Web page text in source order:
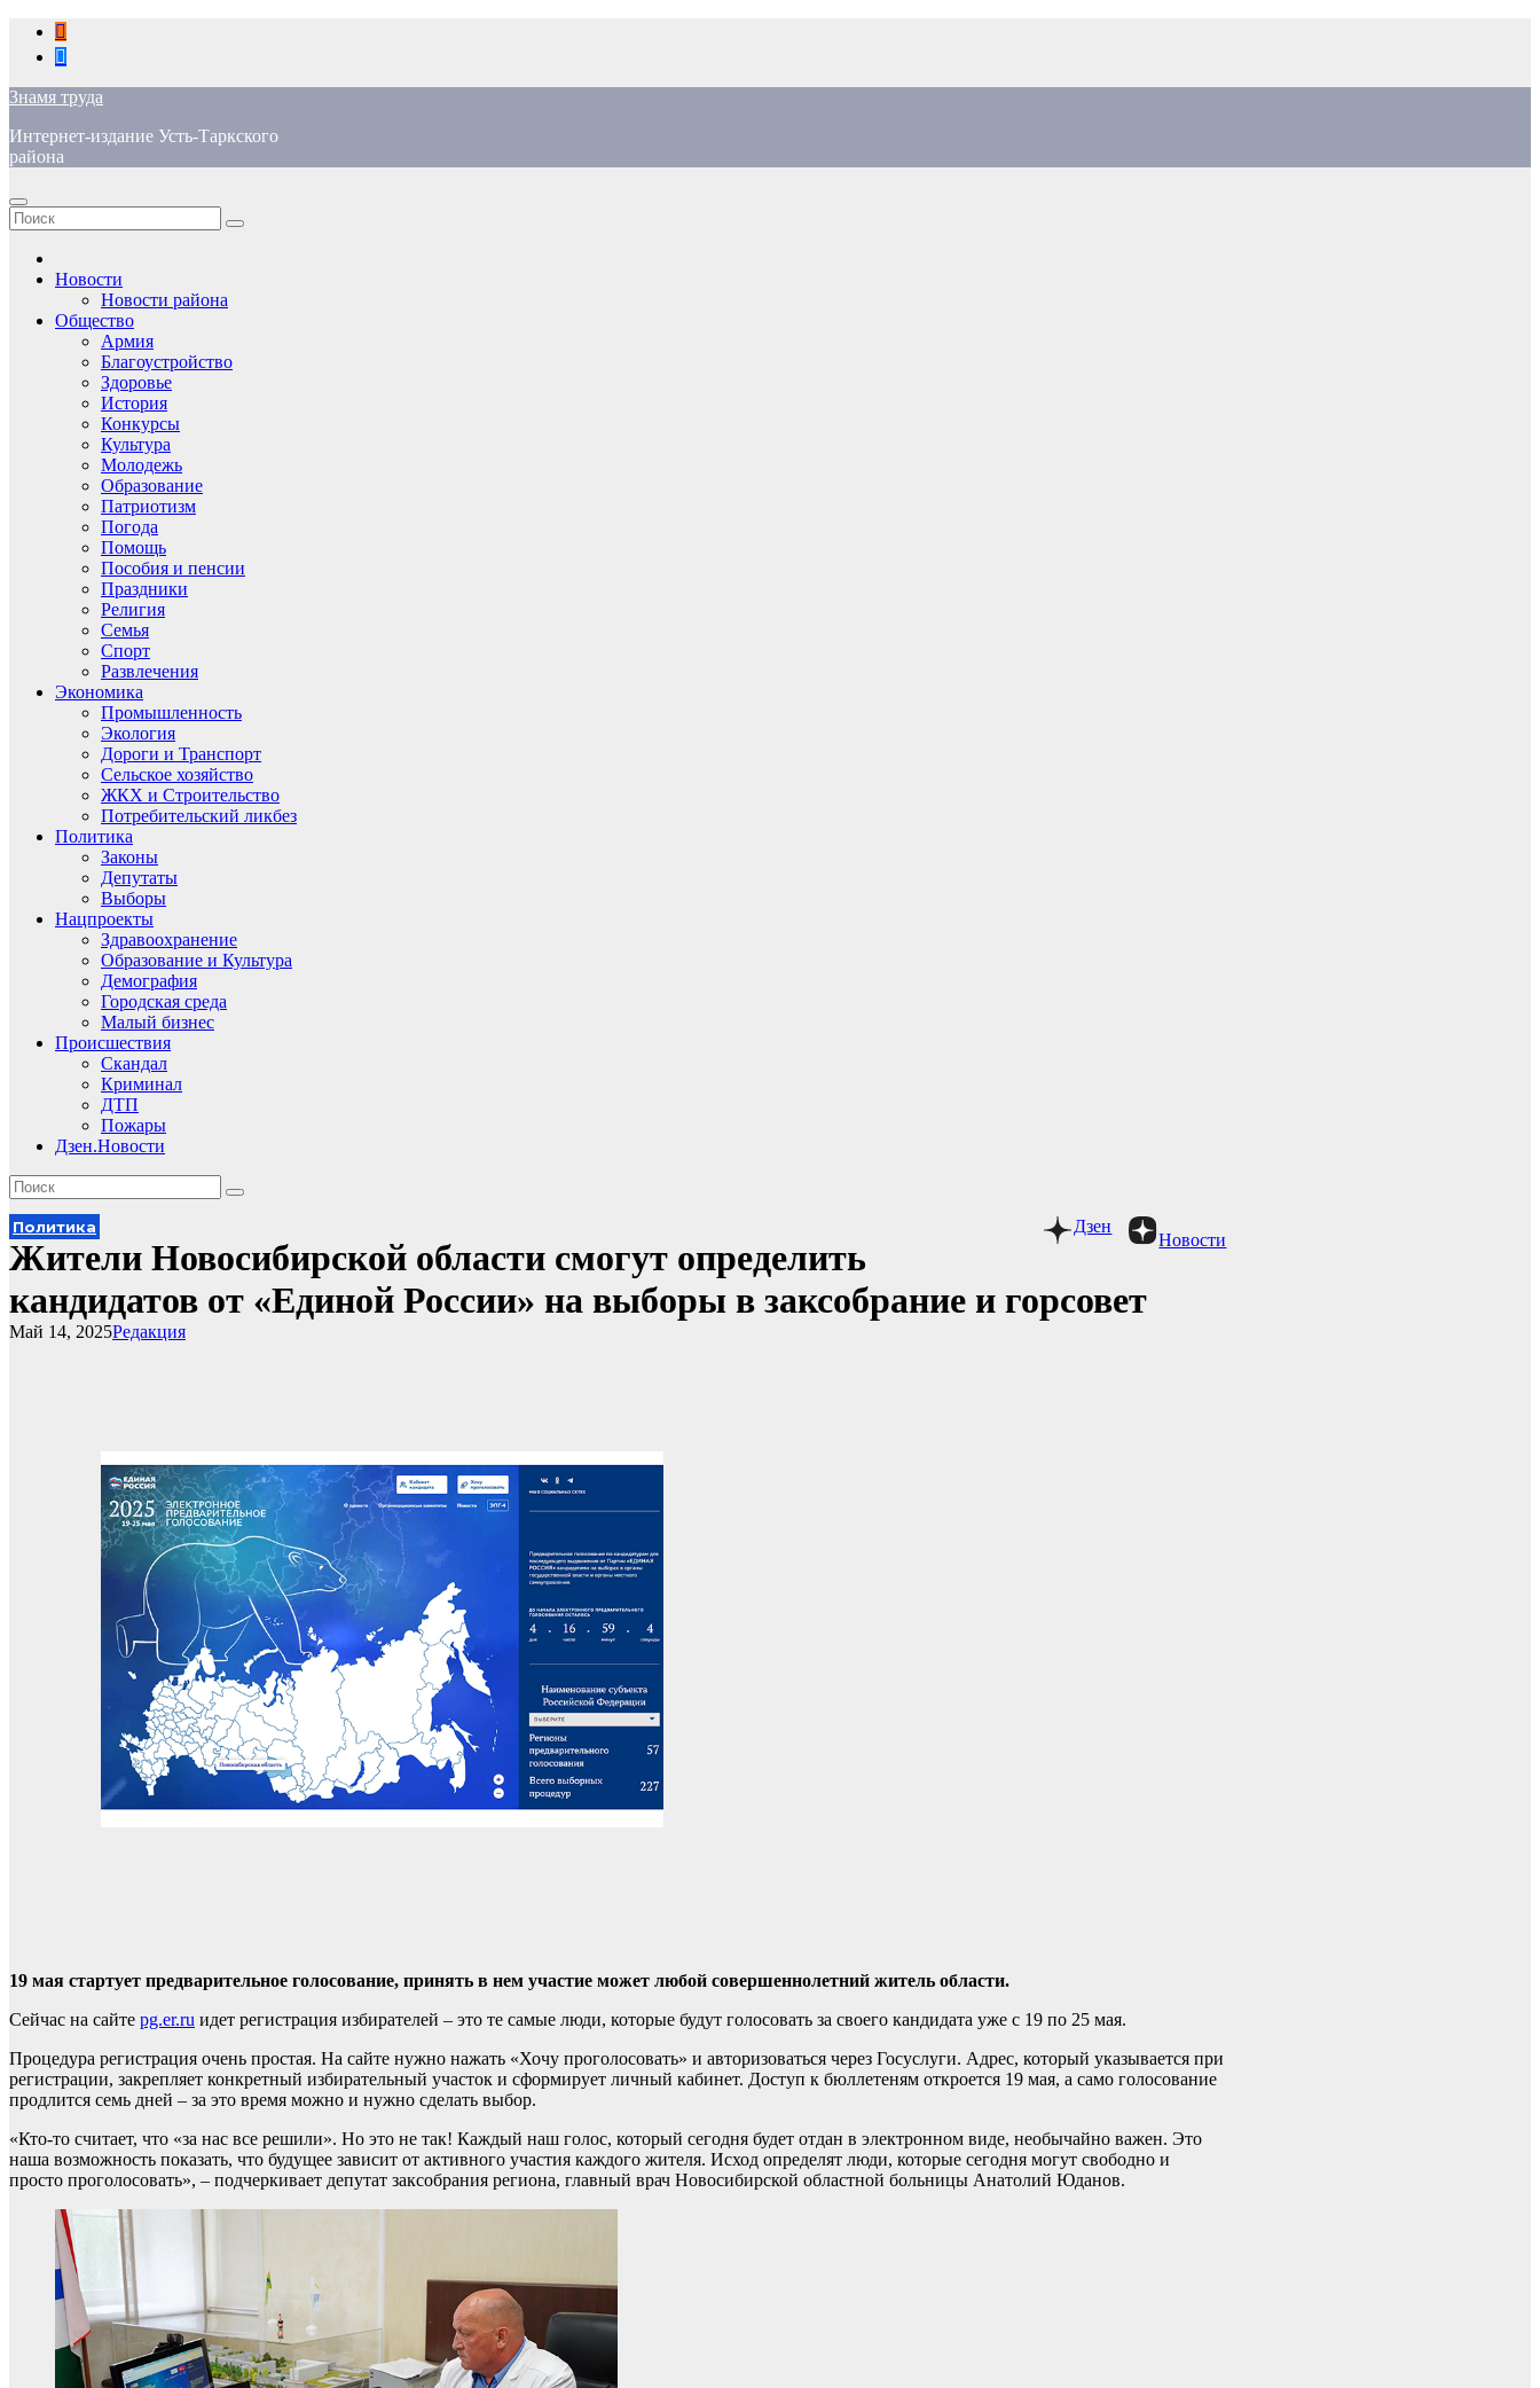
Перейти
содержимому
Знамя труда
Интернет-издание Усть-Таркского
района
Новости
Новости района
Общество
Армия
Благоустройство
Здоровье
История
Конкурсы
Культура
Молодежь
Образование
Патриотизм
Погода
Помощь
Пособия и пенсии
Праздники
Религия
Семья
Спорт
Развлечения
Экономика
Промышленность
Экология
Дороги и Транспорт
Сельское хозяйство
ЖКХ и Строительство
Потребительский ликбез
Политика
Законы
Депутаты
Выборы
Нацпроекты
Здравоохранение
Образование и Культура
Демография
Городская среда
Малый бизнес
Происшествия
Скандал
Криминал
ДТП
Пожары
Дзен.Новости
Новости
Дзен
Политика
Жители Новосибирской области смогут определить
кандидатов от «Единой России» на выборы в заксобрание и горсовет
Редакция
Май 14, 2025
19 мая стартует предварительное голосование, принять в нем участие может любой совершеннолетний житель области.
Сейчас на сайте pg.er.ru идет регистрация избирателей – это те самые люди, которые будут голосовать за своего кандидата уже с 19 по 25 мая.
Процедура регистрация очень простая. На сайте нужно нажать «Хочу проголосовать» и авторизоваться через Госуслуги. Адрес, который указывается при
регистрации, закрепляет конкретный избирательный участок и сформирует личный кабинет. Доступ к бюллетеням откроется 19 мая, а само голосование
продлится семь дней – за это время можно и нужно сделать выбор.
«Кто-то считает, что «за нас все решили». Но это не так! Каждый наш голос, который сегодня будет отдан в электронном виде, необычайно важен. Это
наша возможность показать, что будущее зависит от активного участия каждого жителя. Исход определят люди, которые сегодня могут свободно и
просто проголосовать», – подчеркивает депутат заксобрания региона, главный врач Новосибирской областной больницы Анатолий Юданов.